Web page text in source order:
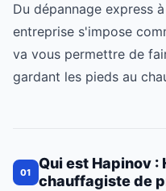
Du dépannage express
entreprise s'impose
va vous permettre de
gardant les pieds au
01
Qui est Hapinov
chauffagiste de